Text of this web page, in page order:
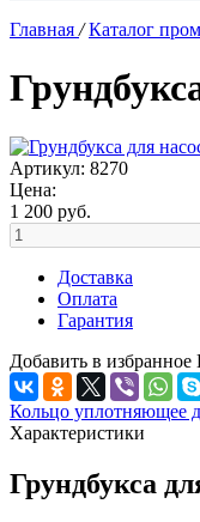
Главная / Каталог
Артикул: 8270
Цена:
1 200 руб.
Доставка
Оплата
Гарантия
Добавить в избранное
Кольцо уплотняющее
Характеристики
Грундбукса